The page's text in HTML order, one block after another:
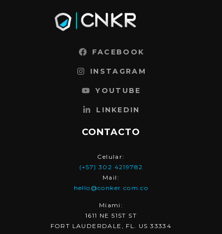
FACEBOOK
INSTAGRAM
YOUTUBE
LINKEDIN
CONTACTO
Celular:
(+57) 302 4219782
Mail:
hello@conker.com.co
Miami:
1611 NE 51ST ST
FORT LAUDERDALE, FL. US 33334